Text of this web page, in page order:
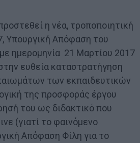
η νέα, τροποποιητική
Υπουργική Απόφαση του
ημερομηνία 21 Μαρτίου 2017
ευθεία καταστρατήγηση
των εκπαιδευτικών
της προσφοράς έργου
του ως διδακτικό που
(γιατί το φαινόμενο
Απόφαση Φίλη για το